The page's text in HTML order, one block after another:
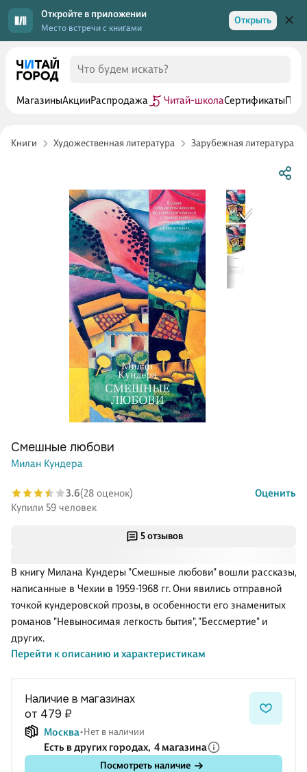
Откройте в приложении
Место встречи с книгами
Открыть
МагазиныАкцииРаспродажа Читай-школаСертификаты
Книги Художественная литература Зарубежная литература
5 отзывов
В книгу Милана Кундеры "Смешные любови" вошли рассказы,
написанные в Чехии в 1959-1968 гг. Они явились отправной
точкой кундеровской прозы, в особенности его знаменитых
романов "Невыносимая легкость бытия", "Бессмертие" и
других.
Перейти к описанию и характеристикам
Смешные любови
Милан Кундера
3.6(28 оценок)
Оценить
Купили 59 человек
Наличие в магазинах
от 479 ₽
Москва Нет в наличии
Есть в других городах, 4 магазина
Посмотреть наличие